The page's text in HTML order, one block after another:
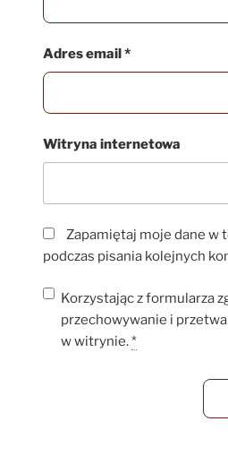
Adres email*
Witryna internetowa
Zapamiętaj moje dane w
podczas pisania kolejnych
Korzystając z formularza
przechowywanie i
w witrynie.*